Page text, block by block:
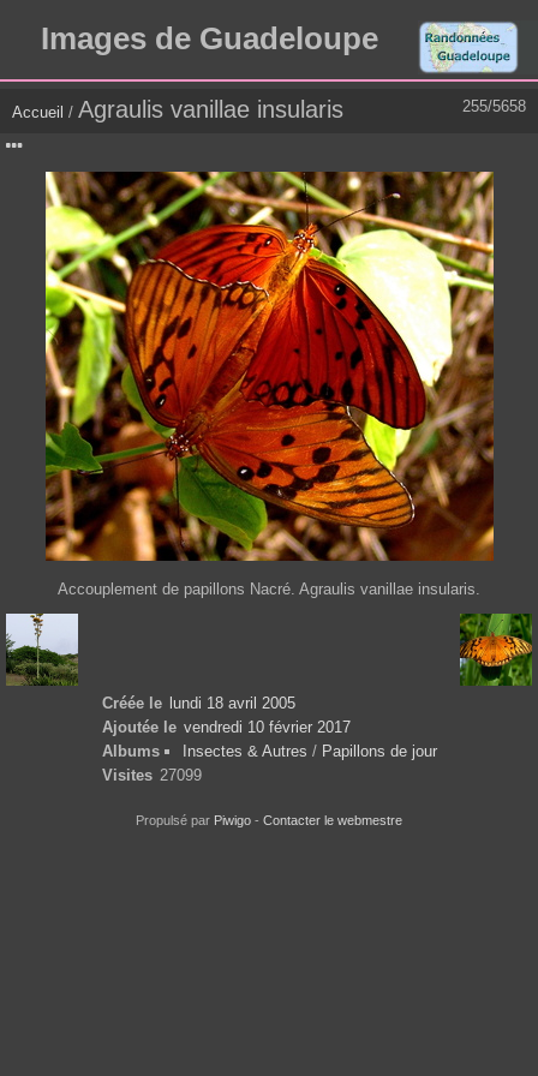
Images de Guadeloupe
255/5658
Accueil / Agraulis vanillae insularis
Accouplement de papillons Nacré. Agraulis vanillae insularis.
Créée le
lundi 18 avril 2005
Ajoutée le vendredi 10 février 2017
Albums
Insectes & Autres / Papillons de jour
Visites 27099
Propulsé par Piwigo - Contacter le webmestre